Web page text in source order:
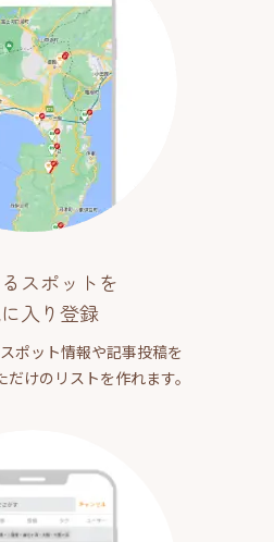
スポットを
入り登録
ポット情報や記事投稿を
けのリストを作れます。